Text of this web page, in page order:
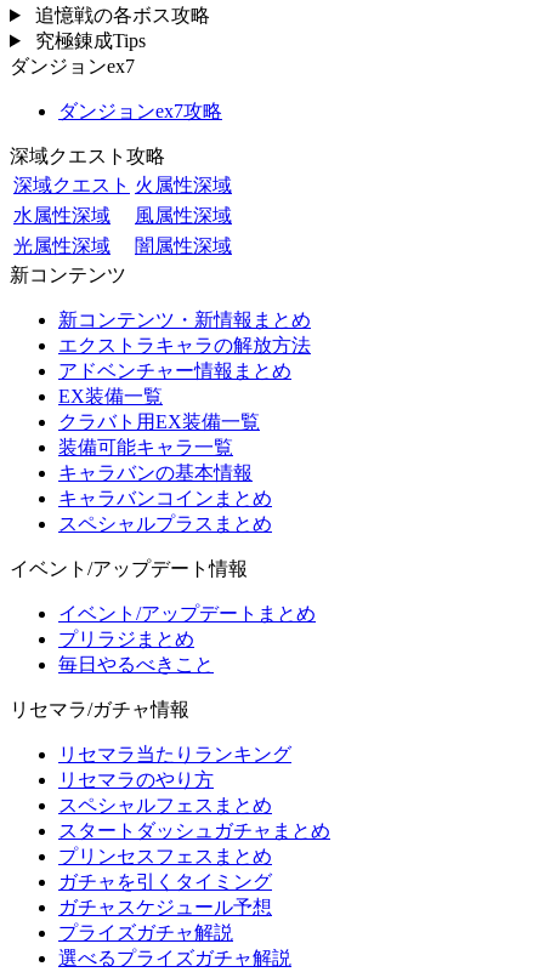
追憶戦の各ボス攻略
究極錬成Tips
ダンジョンex7
ダンジョンex7攻略
深域クエスト攻略
深域クエスト 火属性深域
水属性深域
風属性深域
光属性深域
闇属性深域
新コンテンツ
新コンテンツ・新情報まとめ
エクストラキャラの解放方法
アドベンチャー情報まとめ
EX装備一覧
クラバト用EX装備一覧
装備可能キャラ一覧
キャラバンの基本情報
キャラバンコインまとめ
スペシャルプラスまとめ
イベント/アップデート情報
イベント/アップデートまとめ
プリラジまとめ
毎日やるべきこと
リセマラ/ガチャ情報
リセマラ当たりランキング
リセマラのやり方
スペシャルフェスまとめ
スタートダッシュガチャまとめ
プリンセスフェスまとめ
ガチャを引くタイミング
ガチャスケジュール予想
プライズガチャ解説
選べるプライズガチャ解説